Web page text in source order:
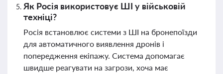
Як Росія використовує ШІ у військовій
техніці?
Росія встановлює системи з ШІ на бронепоїзди
для автоматичного виявлення дронів і
попередження екіпажу. Система допомагає
швидше реагувати на загрози, хоча має